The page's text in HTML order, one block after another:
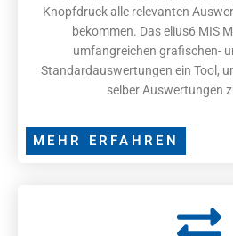
Knopfdruck alle relevanten
bekommen. Das elius6 MIS
umfangreichen grafischen-
Standardauswertungen ein Tool,
selber Auswertungen
MEHR ERFAHREN